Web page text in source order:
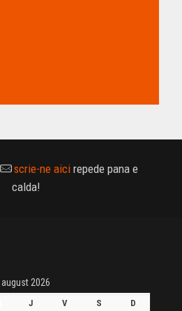
scrie-ne aici repede pana e
calda!
august 2026
J V S
D